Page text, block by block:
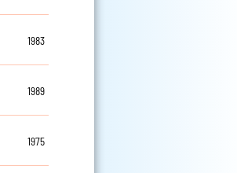
1983
1989
1975